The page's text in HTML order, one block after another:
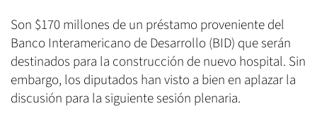
Son $170 millones de un préstamo proveniente del
Banco Interamericano de Desarrollo (BID) que serán
destinados para la construcción de nuevo hospital. Sin
embargo, los diputados han visto a bien en aplazar la
discusión para la siguiente sesión plenaria.